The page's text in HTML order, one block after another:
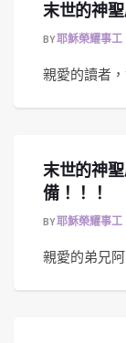
末世的神
BY耶穌榮耀事工
親愛的讀者
末世的神
備！！！
BY耶穌榮耀事工
親愛的弟兄